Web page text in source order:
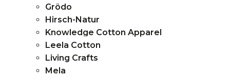
Grödo
Hirsch-Natur
Knowledge Cotton Apparel
Leela Cotton
Living Crafts
Mela